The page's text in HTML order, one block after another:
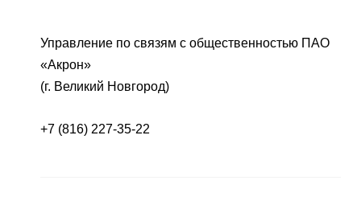
Управление по связям с общественностью ПАО
«Акрон»
(г. Великий Новгород)
+7 (816) 227-35-22